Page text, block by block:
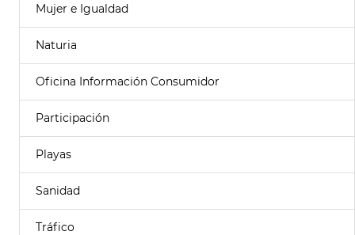
Mujer e Igualdad
Naturia
Oficina Información Consumidor
Participación
Playas
Sanidad
Tráfico